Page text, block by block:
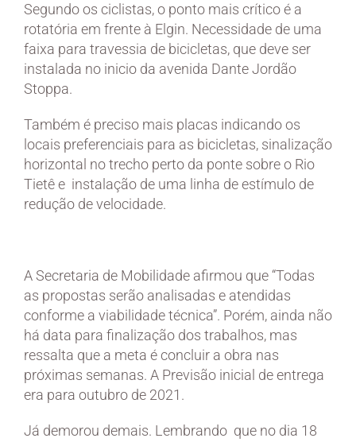
Segundo os ciclistas, o ponto mais crítico é a
rotatória em frente à Elgin. Necessidade de uma
faixa para travessia de bicicletas, que deve ser
instalada no inicio da avenida Dante Jordão
Stoppa.
Também é preciso mais placas indicando os
locais preferenciais para as bicicletas, sinalização
horizontal no trecho perto da ponte sobre o Rio
Tietê e instalação de uma linha de estímulo de
redução de velocidade.
A Secretaria de Mobilidade afirmou que “Todas
as propostas serão analisadas e atendidas
conforme a viabilidade técnica”. Porém, ainda não
há data para finalização dos trabalhos, mas
ressalta que a meta é concluir a obra nas
próximas semanas. A Previsão inicial de entrega
era para outubro de 2021.
Já demorou demais. Lembrando que no dia 18